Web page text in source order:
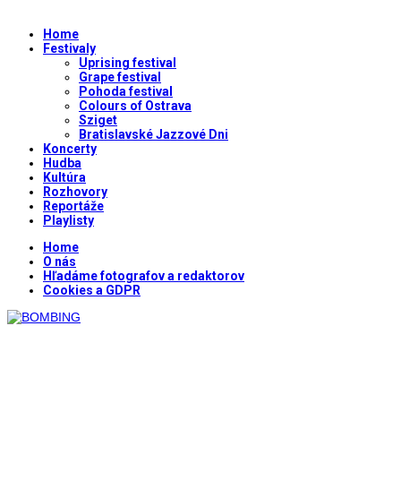
Home
Festivaly
Uprising festival
Grape festival
Pohoda festival
Colours of Ostrava
Sziget
Bratislavské Jazzové Dni
Koncerty
Hudba
Kultúra
Rozhovory
Reportáže
Playlisty
Home
O nás
Hľadáme fotografov a redaktorov
Cookies a GDPR